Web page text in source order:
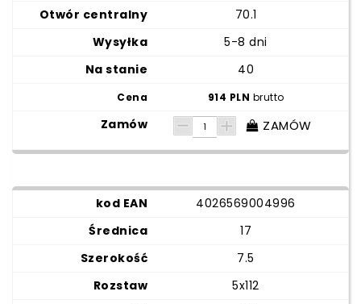
70.1
5-8 dni
40
914 PLN brutto
ZAMÓW
4026569004996
17
7.5
5x112